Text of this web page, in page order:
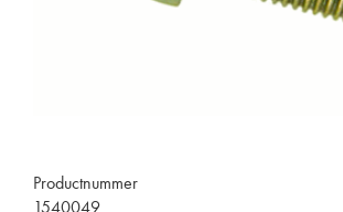
Productnummer
1540049